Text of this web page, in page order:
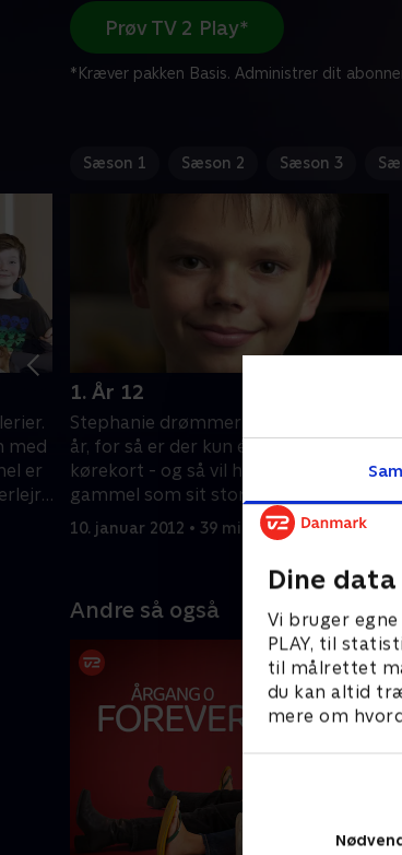
Dine
Vi bruger
PLAY, til
til målrettet
du kan altid
mere om
Prøv TV 2 Play*
*Kræver pakken Basis. Administrer dit
Sæson 1 Sæson 2 Sæson 3
med
er
1. År 12
Stephanie drømmer om at være 17
år, for så er der kun ét år til man får
kørekort - og så vil hun være lige så
gammel som sit store idol Justin
Bieber.
10. januar 2012 • 39 min
Andre så også